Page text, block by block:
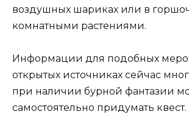
воздушных шариках или в
комнатными растениями.
Информации для подобных
открытых источниках сейчас
при наличии бурной фантазии
самостоятельно придумать